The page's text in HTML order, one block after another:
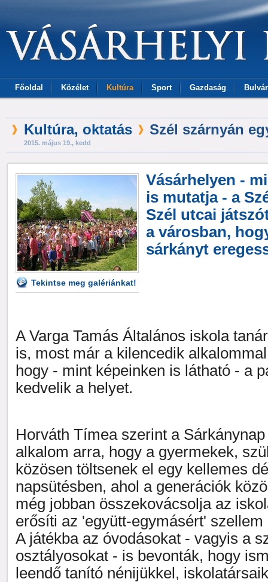
Főoldal Közélet Kultúra Sport Gazdaság Bulvár
Kultúra, oktatás Szél szárnyán
2015. május 19., kedd
Tekintse meg galériánkat!
Vásárhelyen -
is mutatja - a
Szél utcai
a városban,
sárkányt
A Varga Tamás Általános iskola
is, most már a kilencedik
hogy - mint képeinken is látható - a
kedvelik a helyet.
Horváth Tímea szerint a
alkalom arra, hogy a gyermekek,
közösen töltsenek el egy kellemes
napsütésben, ahol a generációk
még jobban összekovácsolja az
erősíti az 'együtt-egymásért'
A játékba az óvodásokat - vagyis a
osztályosokat - is bevonták, hogy
leendő tanító nénijükkel,